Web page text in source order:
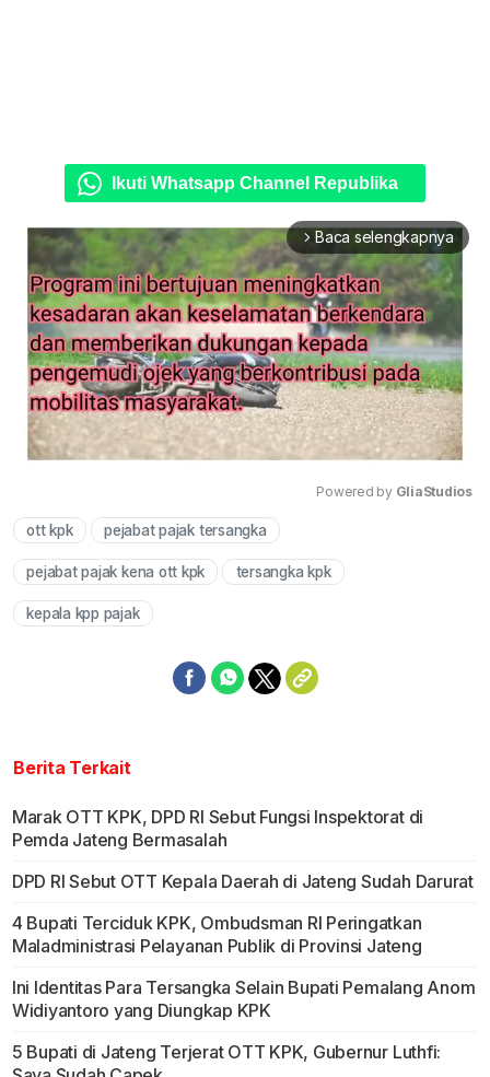
Ikuti Whatsapp Channel Republika
arrow_forward_ios Baca selengkapnya
Powered by GliaStudios
ott kpk pejabat pajak tersangka
pejabat pajak kena ott kpk tersangka kpk
kepala kpp pajak
Berita Terkait
Marak OTT KPK, DPD RI Sebut Fungsi Inspektorat di
Pemda Jateng Bermasalah
DPD RI Sebut OTT Kepala Daerah di Jateng Sudah Darurat
4 Bupati Terciduk KPK, Ombudsman RI Peringatkan
Maladministrasi Pelayanan Publik di Provinsi Jateng
Ini Identitas Para Tersangka Selain Bupati Pemalang Anom
Widiyantoro yang Diungkap KPK
5 Bupati di Jateng Terjerat OTT KPK, Gubernur Luthfi: